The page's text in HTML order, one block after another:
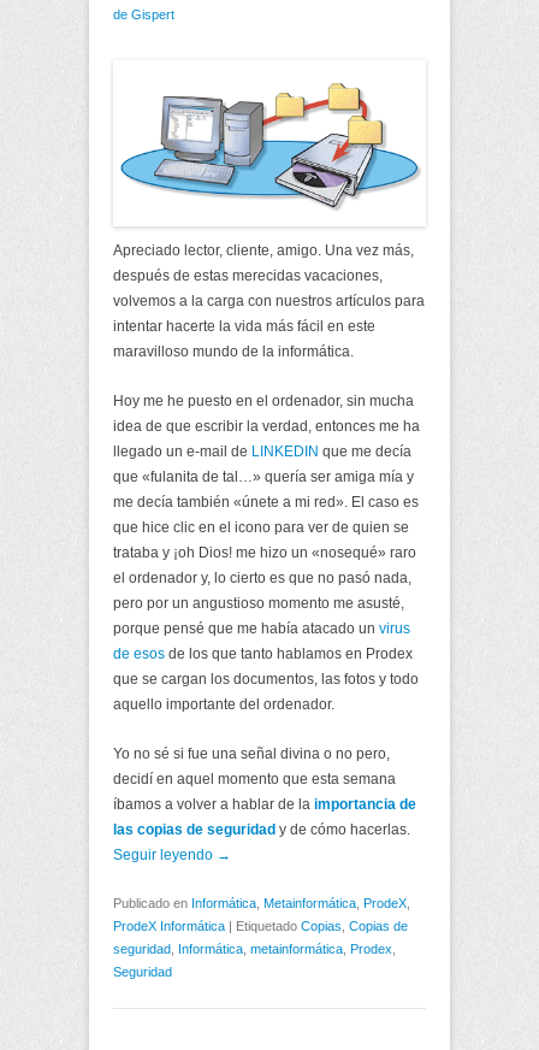
de Gispert
Apreciado lector, cliente, amigo. Una vez más,
después de estas merecidas vacaciones,
volvemos a la carga con nuestros artículos para
intentar hacerte la vida más fácil en este
maravilloso mundo de la informática.
Hoy me he puesto en el ordenador, sin mucha
idea de que escribir la verdad, entonces me ha
llegado un e-mail de LINKEDIN que me decía
que «fulanita de tal…» quería ser amiga mía y
me decía también «únete a mi red». El caso es
que hice clic en el icono para ver de quien se
trataba y ¡oh Dios! me hizo un «nosequé» raro
el ordenador y, lo cierto es que no pasó nada,
pero por un angustioso momento me asusté,
porque pensé que me había atacado un virus
de esos de los que tanto hablamos en Prodex
que se cargan los documentos, las fotos y todo
aquello importante del ordenador.
Yo no sé si fue una señal divina o no pero,
decidí en aquel momento que esta semana
íbamos a volver a hablar de la importancia de
las copias de seguridad y de cómo hacerlas.
Seguir leyendo →
Publicado en Informática Metainformática ProdeX
ProdeX Informática
Etiquetado Copias Copias de
seguridad
Informática metainformática Prodex
Seguridad